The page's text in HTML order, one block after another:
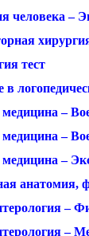
человека –
тест
в
–
–
–
анатомия,
–
–